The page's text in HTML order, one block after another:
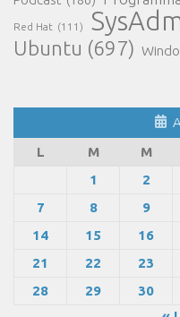
Red Hat (111)
Ubuntu (697)
L
M M
1
2
7
8 9
14
15 16
21
22 23
28
29 30